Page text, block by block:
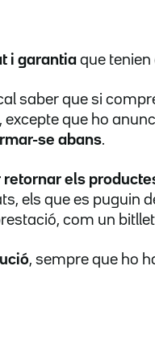
i garantia que tenien
saber que si
que ho
se abans.
retornar els
els que es puguin
com un
, sempre que ho